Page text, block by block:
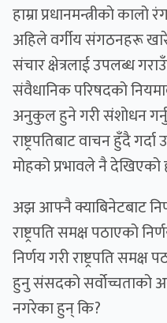
हाम्रा प्रधानमन्त्रीकाे
अहिले वर्गीय संगठनहरू
संचार क्षेत्रलाई उपलब्ध
संवैधानिक परिषदको
अनुकुल हुने गरी संशोधन
राष्ट्रपतिबाट वाचन हुँदै
मोहको प्रभावले नै देखिएको
अझ आफ्नै क्याबिनेटबाट
राष्ट्रपति समक्ष पठाएको
निर्णय गरी राष्ट्रपति
हुनु संसदको सर्वोच्चताको
नगरेका हुन् कि?